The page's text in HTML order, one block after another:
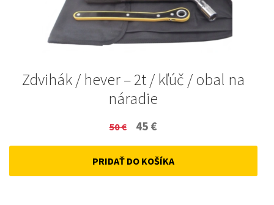
Zdvihák / hever – 2t / kľúč / obal na
náradie
50€
Original
price
was:
45 €
price
is:
PRIDAŤ DO KOŠÍKA